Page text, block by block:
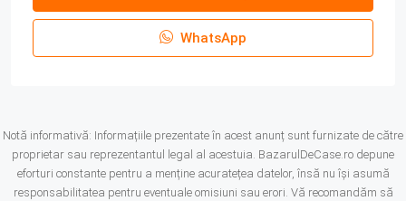
WhatsApp
Notă informativă: Informațiile prezentate în acest anunț sunt furnizate de către
proprietar sau reprezentantul legal al acestuia. BazarulDeCase.ro depune
eforturi constante pentru a menține acuratețea datelor, însă nu își asumă
responsabilitatea pentru eventuale omisiuni sau erori. Vă recomandăm să